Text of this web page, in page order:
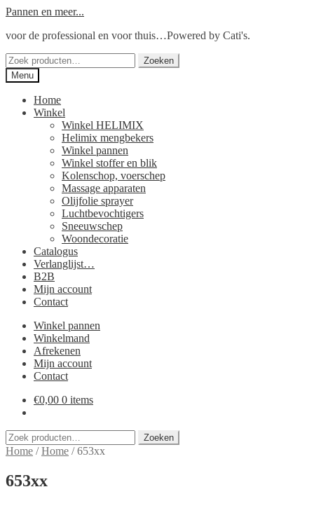
Ga
naar
Ga
de
Pannen en meer...
voor de professional en voor thuis…Powered by Cati's.
Zoeken
naar:
Zoeken
Menu
Home
Winkel
Winkel HELIMIX
Helimix mengbekers
Winkel pannen
Winkel stoffer en blik
Kolenschop, voerschep
Massage apparaten
Olijfolie sprayer
Luchtbevochtigers
Sneeuwschep
Woondecoratie
Catalogus
Verlanglijst…
B2B
Mijn account
Contact
Winkel pannen
Winkelmand
Afrekenen
Mijn account
Contact
€0,00 0 items
Zoeken
naar:
Zoeken
Home /Home /653xx
653xx